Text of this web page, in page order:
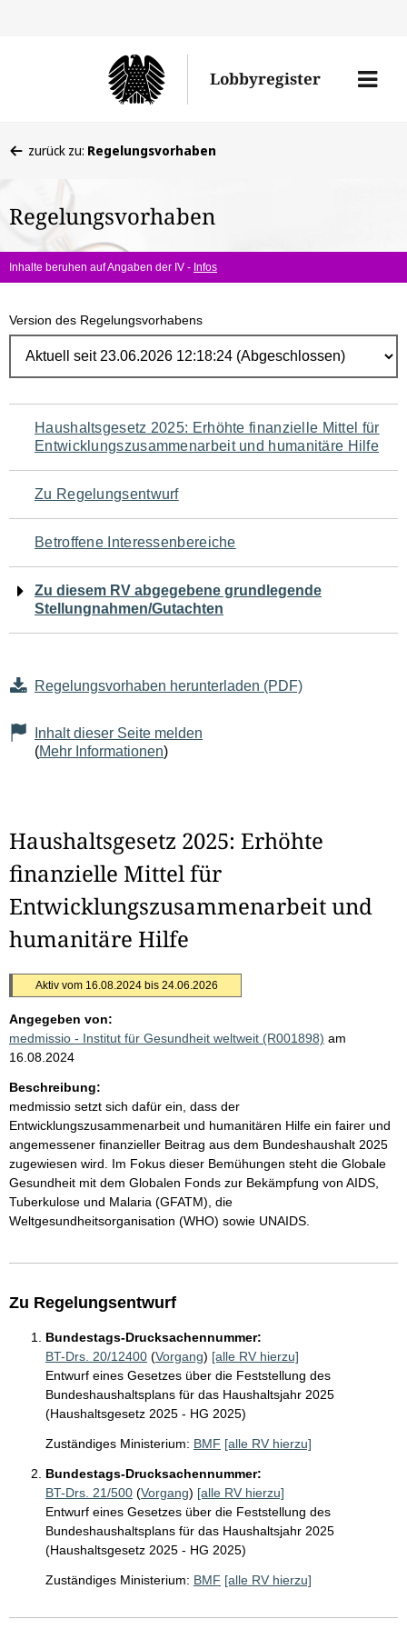
Lobbyregister
Menü
befinden
hier:
zurück zu: Regelungsvorhaben
Regelungsvorhaben
Inhalte beruhen auf Angaben der IV - Infos
Version des Regelungsvorhabens
Navigation
für
den
Seiteninhalt
Haushaltsgesetz 2025: Erhöhte finanzielle Mittel für
Entwicklungszusammenarbeit und humanitäre Hilfe
Zu Regelungsentwurf
Betroffene Interessenbereiche
Zu diesem RV abgegebene grundlegende
Stellungnahmen/Gutachten
Regelungsvorhaben herunterladen (PDF)
Inhalt dieser Seite melden
(Mehr Informationen)
Haushaltsgesetz 2025: Erhöhte
finanzielle Mittel für
Entwicklungszusammenarbeit und
humanitäre Hilfe
Aktiv vom 16.08.2024 bis 24.06.2026
Angegeben von:
medmissio - Institut für Gesundheit weltweit (R001898) am
16.08.2024
Beschreibung:
medmissio setzt sich dafür ein, dass der
Entwicklungszusammenarbeit und humanitären Hilfe ein fairer und
angemessener finanzieller Beitrag aus dem Bundeshaushalt 2025
zugewiesen wird. Im Fokus dieser Bemühungen steht die Globale
Gesundheit mit dem Globalen Fonds zur Bekämpfung von AIDS,
Tuberkulose und Malaria (GFATM), die
Weltgesundheitsorganisation (WHO) sowie UNAIDS.
Zu Regelungsentwurf
Bundestags-Drucksachennummer:
BT-Drs. 20/12400 (Vorgang) [alle RV hierzu]
Entwurf eines Gesetzes über die Feststellung des
Bundeshaushaltsplans für das Haushaltsjahr 2025
(Haushaltsgesetz 2025 - HG 2025)
Zuständiges Ministerium: BMF [alle RV hierzu]
Bundestags-Drucksachennummer:
BT-Drs. 21/500 (Vorgang) [alle RV hierzu]
Entwurf eines Gesetzes über die Feststellung des
Bundeshaushaltsplans für das Haushaltsjahr 2025
(Haushaltsgesetz 2025 - HG 2025)
Zuständiges Ministerium: BMF [alle RV hierzu]